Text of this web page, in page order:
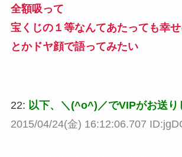
全額吸って
宝くじの１等なんてあたっても幸
とかドヤ顔で語ってみたい
22: 以下、＼(^o^)／でVIPがお送り
2015/04/24(金) 16:12:06.707